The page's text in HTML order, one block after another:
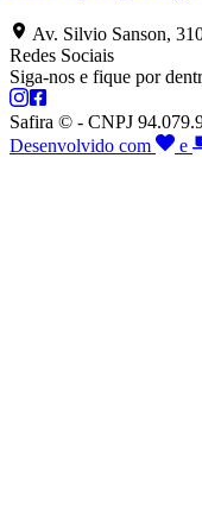
Av. Silvio Sanson,
Redes Sociais
Siga-nos e fique por
Safira © - CNPJ
Desenvolvido com
e